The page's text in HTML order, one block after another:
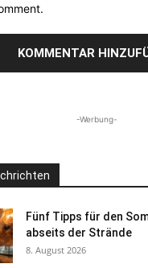
-Werbung-
Fünf Tipps für den
abseits der Strände
8. August 2026